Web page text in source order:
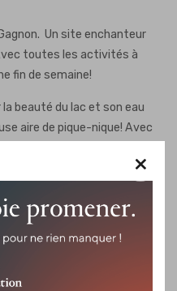
×
Un site enchanteur
toutes les activités à
fin de semaine!
beauté du lac et son eau
aire de pique-nique! Avec
vous!
nature. C’est le paradis du
amis, en couple ou même